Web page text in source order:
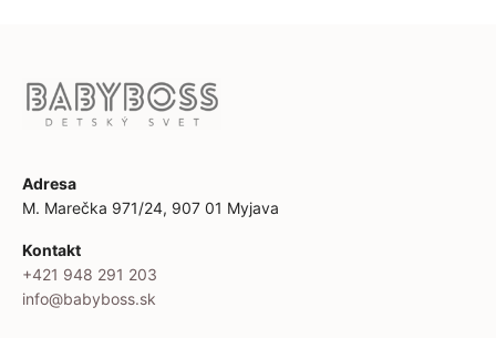
Adresa
M. Marečka 971/24, 907 01 Myjava
Kontakt
+421 948 291 203
info@babyboss.sk